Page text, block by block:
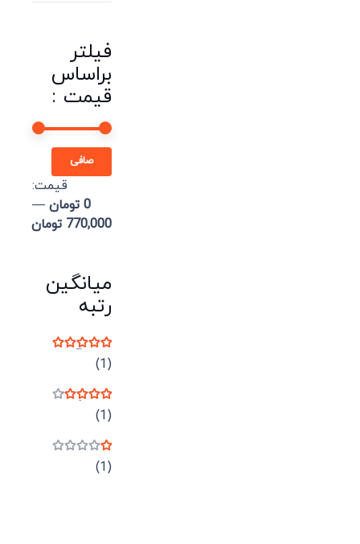
فیلتر
براساس
قیمت :
صافی
قيمت:
0 تومان
—
770,000 تومان
میانگین
رتبه
نمره(1)
نمره(1)
نمره(1)